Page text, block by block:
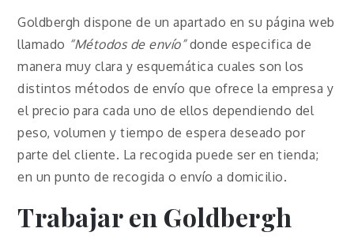
Goldbergh dispone de un apartado en su página web
llamado “Métodos de envío”donde especifica de
manera muy clara y esquemática cuales son los
distintos métodos de envío que ofrece la empresa y
el precio para cada uno de ellos dependiendo del
peso, volumen y tiempo de espera deseado por
parte del cliente. La recogida puede ser en tienda;
en un punto de recogida o envío a domicilio.
Trabajar en Goldbergh